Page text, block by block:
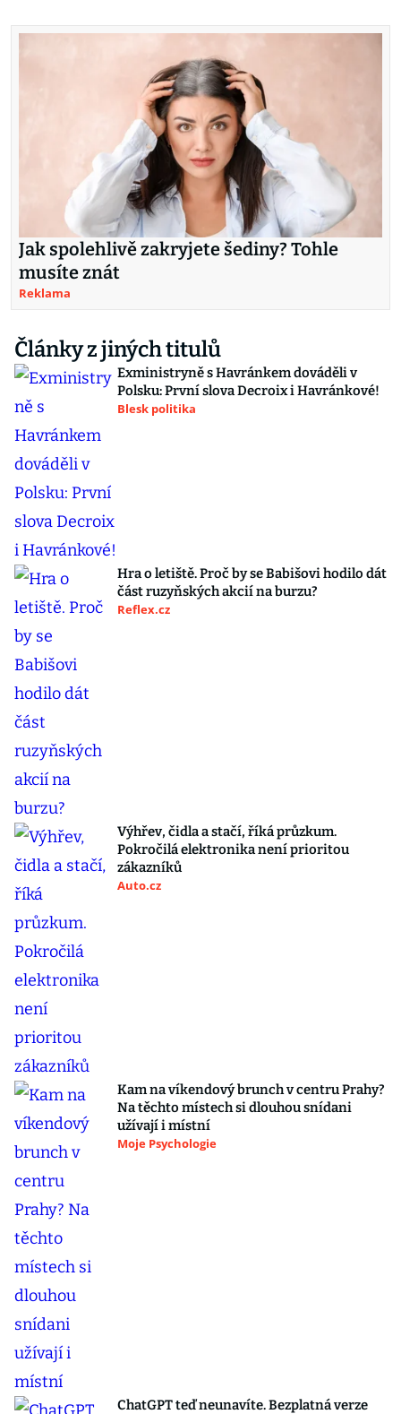
Jak spolehlivě zakryjete šediny? Tohle
musíte znát
Reklama
Články z jiných titulů
Exministryně s Havránkem dováděli v
Polsku: První slova Decroix i Havránkové!
Blesk politika
Hra o letiště. Proč by se Babišovi hodilo dát
část ruzyňských akcií na burzu?
Reflex.cz
Výhřev, čidla a stačí, říká průzkum.
Pokročilá elektronika není prioritou
zákazníků
Auto.cz
Kam na víkendový brunch v centru Prahy?
Na těchto místech si dlouhou snídani
užívají i místní
Moje Psychologie
ChatGPT teď neunavíte. Bezplatná verze